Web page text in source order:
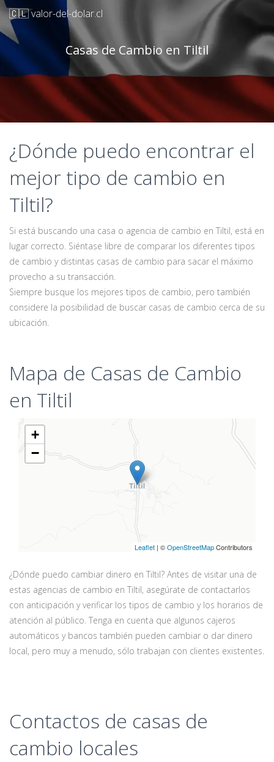
🇨🇱 valor-del-dolar.cl
Casas de Cambio en Tiltil
¿Dónde puedo encontrar el
mejor tipo de cambio en
Tiltil?
Si está buscando una casa o agencia de cambio en Tiltil, está en
lugar correcto. Siéntase libre de comparar los diferentes tipos
de cambio y distintas casas de cambio para sacar el máximo
provecho a su transacción.
Siempre busque los mejores tipos de cambio, pero también
considere la posibilidad de buscar casas de cambio cerca de su
ubicación.
Mapa de Casas de Cambio
en Tiltil
+
−
Leaflet | ©OpenStreetMapContributors
¿Dónde puedo cambiar dinero en Tiltil? Antes de visitar una de
estas agencias de cambio en Tiltil, asegúrate de contactarlos
con anticipación y verificar los tipos de cambio y los horarios de
atención al público. Tenga en cuenta que algunos cajeros
automáticos y bancos también pueden cambiar o dar dinero
local, pero muy a menudo, sólo trabajan con clientes existentes.
Contactos de casas de
cambio locales